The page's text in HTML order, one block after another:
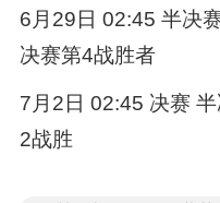
6月29日 02:45 半决
决赛第4战胜者
7月2日 02:45 决赛
2战胜